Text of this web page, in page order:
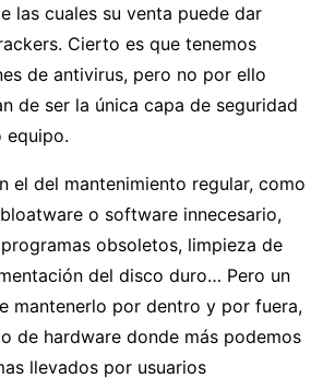
las cuales su venta puede dar
Cierto es que tenemos
de antivirus, pero no por ello
de ser la única capa de seguridad
equipo.
el del mantenimiento regular, como
o software innecesario,
obsoletos, limpieza de
del disco duro… Pero un
mantenerlo por dentro y por fuera,
de hardware donde más podemos
llevados por usuarios